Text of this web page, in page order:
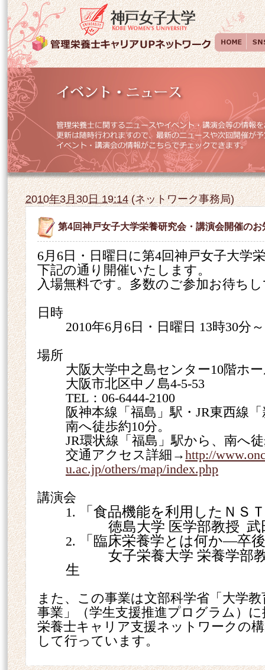
2010年3月30日 19:14(ネットワーク事務局)
第4回神戸女子大学栄養研究会・講演会開催のお
6月 6日・日曜日に第4回神戸女子大学
下記の通り開催いたします。
入場無料です。多数のご参加お待ち
日時
2010年6月 6日・日曜日 13時30分～
場所
大阪大学中之島センター10階ホ
大阪市北区中ノ島4-5-53
TEL ： 06-6444-2100
阪神本線「福島」駅・ JR東西線
南へ徒歩約10分。
JR環状線「福島」駅から、南へ
交通アクセス詳細→http://
u.ac.jp/others/map/index.php
講演会
1.
「食品機能を利用したＮＳ
徳島大学 医学部教授 武
2.
「臨床栄養学とは何か―卒
女子栄養大学 栄養学部教
生
また、この事業は文部科学省「大学
事業」（学生支援推進プログラム）
栄養士キャリア支援ネットワークの
して行っています。